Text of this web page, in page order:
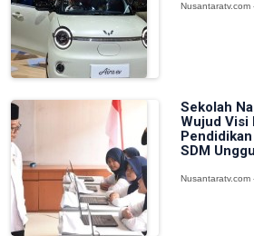
Nusantaratv.com
Sekolah
Wujud Visi
SDM
Nusantaratv.com